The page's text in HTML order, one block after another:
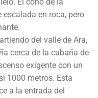
escalada en roca, pero
del valle de Ara,
cerca de la cabaña de
exigente con un
1000 metros. Esta
a la entrada del